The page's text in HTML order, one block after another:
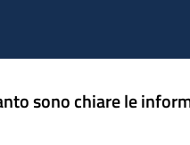
sono chiare le